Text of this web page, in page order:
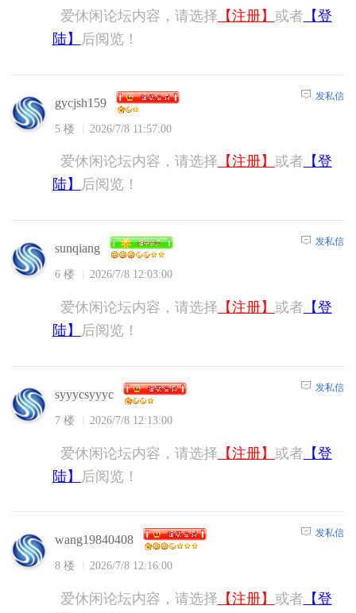
爱休闲论坛内容，请选择 【注册】 或者 【登
陆】
后阅览！
gycjsh159
5 楼 2026/7/8 11:57:00
发私信
爱休闲论坛内容，请选择 【注册】 或者 【登
陆】
后阅览！
sunqiang
6 楼 2026/7/8 12:03:00
发私信
爱休闲论坛内容，请选择 【注册】 或者 【登
陆】
后阅览！
syyycsyyyc
7 楼 2026/7/8 12:13:00
发私信
爱休闲论坛内容，请选择 【注册】 或者 【登
陆】
后阅览！
wang19840408
8 楼 2026/7/8 12:16:00
发私信
爱休闲论坛内容，请选择 【注册】 或者 【登